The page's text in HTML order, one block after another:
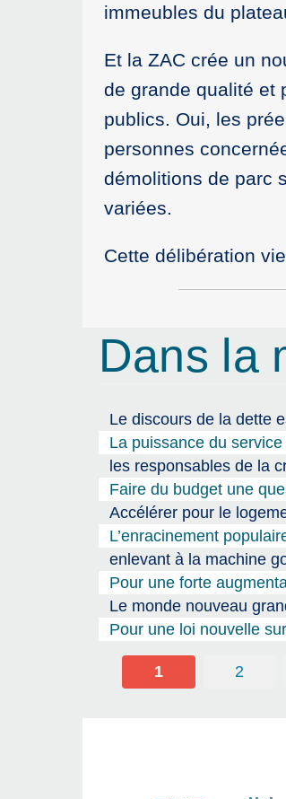
immeubles du
Et la ZAC crée un
de grande qualité et
publics. Oui, les
personnes
démolitions de parc
variées.
Cette délibération
Dans la
Le discours de la dette
La puissance du
les responsables de la
Faire du budget une
Accélérer pour le
L’enracinement
enlevant à la machine
Pour une forte
Le monde nouveau
Pour une loi nouvelle
1 2